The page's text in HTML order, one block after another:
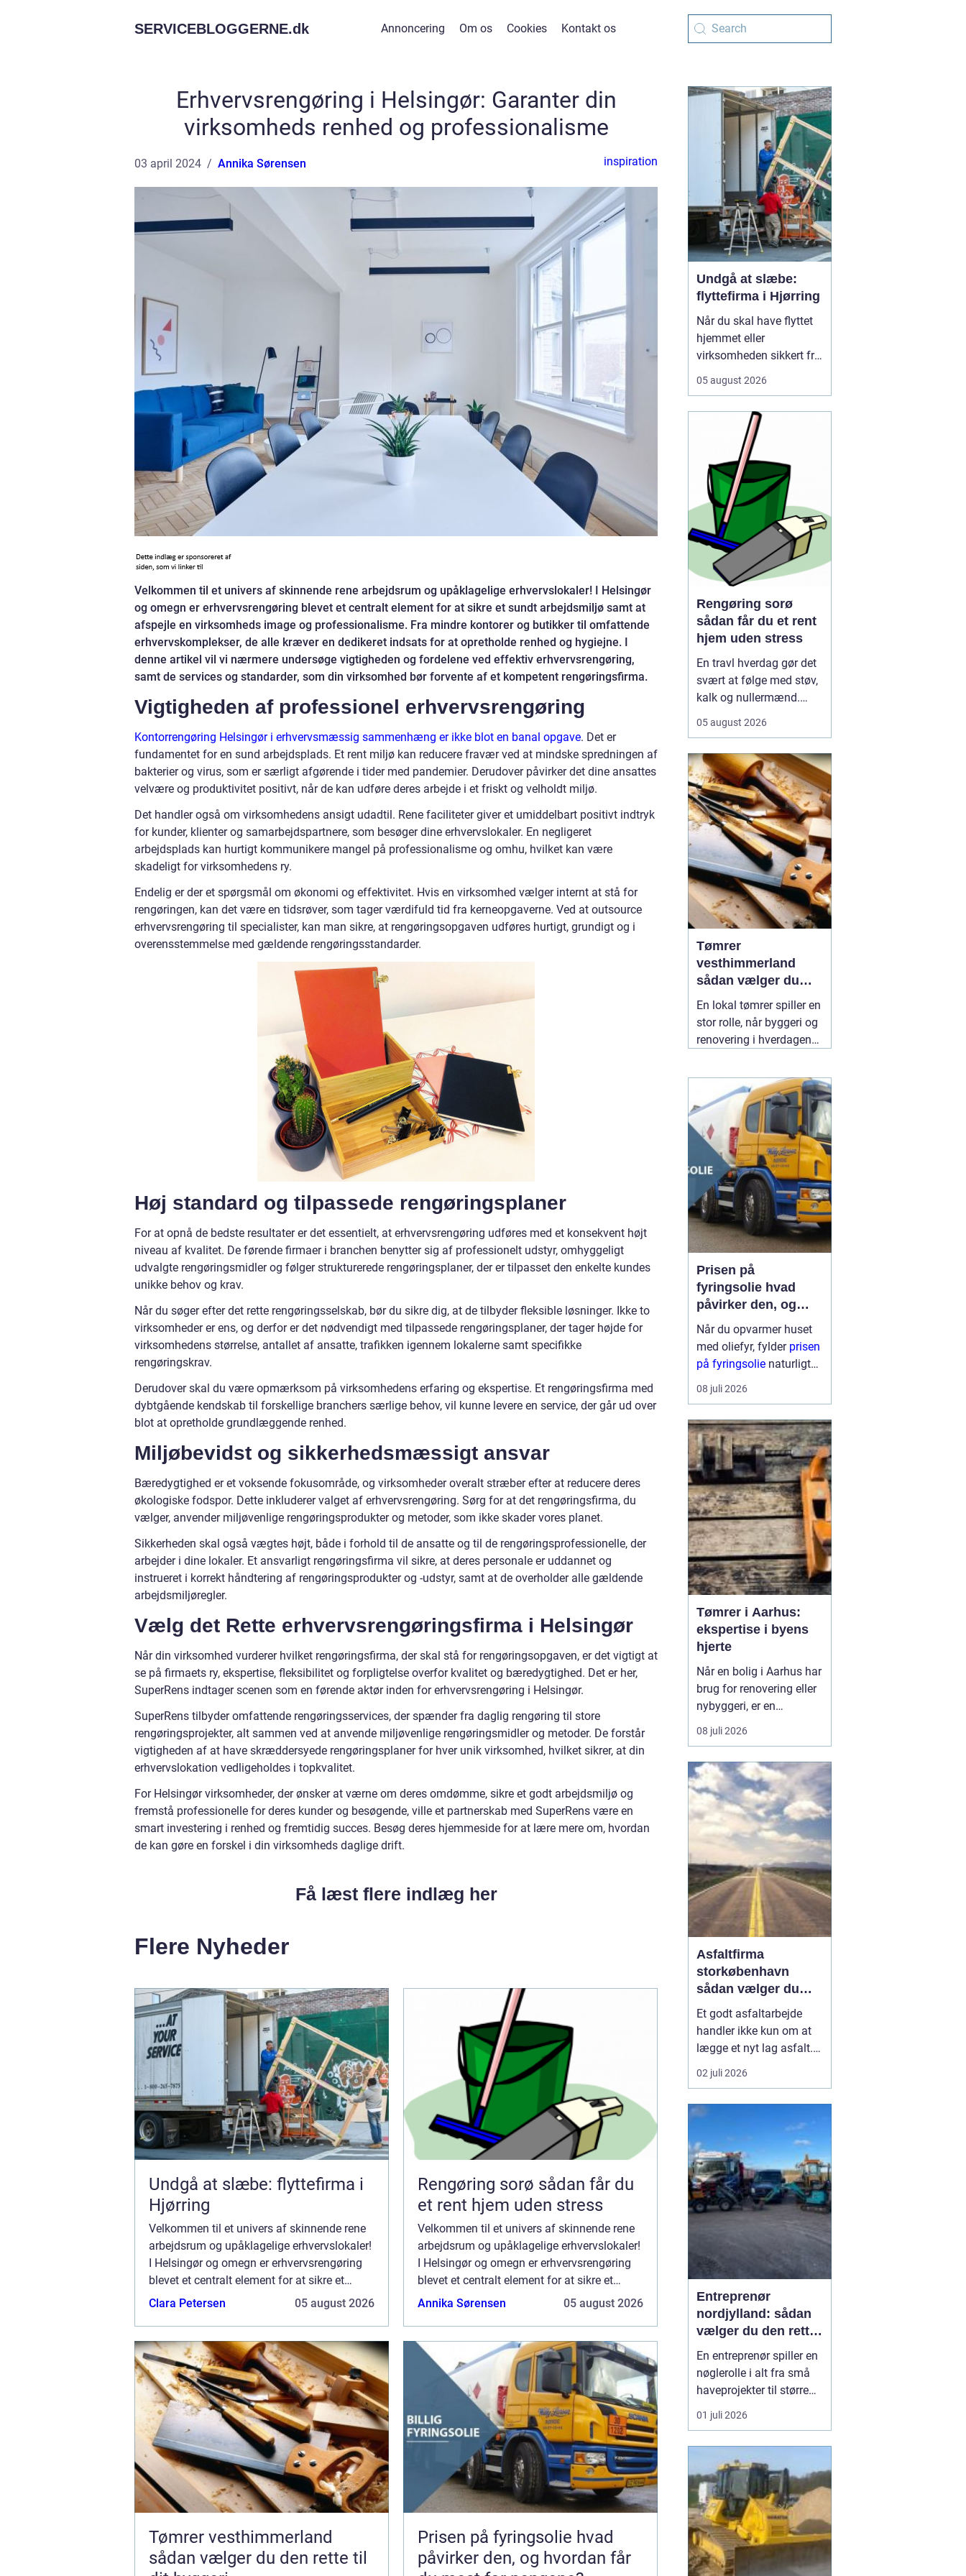
SERVICEBLOGGERNE.dk Annoncering Om os Cookies Kontakt os
Erhvervsrengøring i Helsingør: Garanter din
virksomheds renhed og professionalisme
03 april 2024 Annika Sørensen inspiration
Velkommen til et univers af skinnende rene arbejdsrum og upåklagelige erhvervslokaler! I Helsingør
og omegn er erhvervsrengøring blevet et centralt element for at sikre et sundt arbejdsmiljø samt at
afspejle en virksomheds image og professionalisme. Fra mindre kontorer og butikker til omfattende
erhvervskomplekser, de alle kræver en dedikeret indsats for at opretholde renhed og hygiejne. I
denne artikel vil vi nærmere undersøge vigtigheden og fordelene ved effektiv erhvervsrengøring,
samt de services og standarder, som din virksomhed bør forvente af et kompetent rengøringsfirma.
Vigtigheden af professionel erhvervsrengøring
Kontorrengøring Helsingør i erhvervsmæssig sammenhæng er ikke blot en banal opgave. Det er
fundamentet for en sund arbejdsplads. Et rent miljø kan reducere fravær ved at mindske spredningen af
bakterier og virus, som er særligt afgørende i tider med pandemier. Derudover påvirker det dine ansattes
velvære og produktivitet positivt, når de kan udføre deres arbejde i et friskt og velholdt miljø.
Det handler også om virksomhedens ansigt udadtil. Rene faciliteter giver et umiddelbart positivt indtryk
for kunder, klienter og samarbejdspartnere, som besøger dine erhvervslokaler. En negligeret
arbejdsplads kan hurtigt kommunikere mangel på professionalisme og omhu, hvilket kan være
skadeligt for virksomhedens ry.
Endelig er der et spørgsmål om økonomi og effektivitet. Hvis en virksomhed vælger internt at stå for
rengøringen, kan det være en tidsrøver, som tager værdifuld tid fra kerneopgaverne. Ved at outsource
erhvervsrengøring til specialister, kan man sikre, at rengøringsopgaven udføres hurtigt, grundigt og i
overensstemmelse med gældende rengøringsstandarder.
Høj standard og tilpassede rengøringsplaner
For at opnå de bedste resultater er det essentielt, at erhvervsrengøring udføres med et konsekvent højt
niveau af kvalitet. De førende firmaer i branchen benytter sig af professionelt udstyr, omhyggeligt
udvalgte rengøringsmidler og følger strukturerede rengøringsplaner, der er tilpasset den enkelte kundes
unikke behov og krav.
Når du søger efter det rette rengøringsselskab, bør du sikre dig, at de tilbyder fleksible løsninger. Ikke to
virksomheder er ens, og derfor er det nødvendigt med tilpassede rengøringsplaner, der tager højde for
virksomhedens størrelse, antallet af ansatte, trafikken igennem lokalerne samt specifikke
rengøringskrav.
Derudover skal du være opmærksom på virksomhedens erfaring og ekspertise. Et rengøringsfirma med
dybtgående kendskab til forskellige branchers særlige behov, vil kunne levere en service, der går ud over
blot at opretholde grundlæggende renhed.
Miljøbevidst og sikkerhedsmæssigt ansvar
Bæredygtighed er et voksende fokusområde, og virksomheder overalt stræber efter at reducere deres
økologiske fodspor. Dette inkluderer valget af erhvervsrengøring. Sørg for at det rengøringsfirma, du
vælger, anvender miljøvenlige rengøringsprodukter og metoder, som ikke skader vores planet.
Sikkerheden skal også vægtes højt, både i forhold til de ansatte og til de rengøringsprofessionelle, der
arbejder i dine lokaler. Et ansvarligt rengøringsfirma vil sikre, at deres personale er uddannet og
instrueret i korrekt håndtering af rengøringsprodukter og -udstyr, samt at de overholder alle gældende
arbejdsmiljøregler.
Vælg det Rette erhvervsrengøringsfirma i Helsingør
Når din virksomhed vurderer hvilket rengøringsfirma, der skal stå for rengøringsopgaven, er det vigtigt at
se på firmaets ry, ekspertise, fleksibilitet og forpligtelse overfor kvalitet og bæredygtighed. Det er her,
SuperRens indtager scenen som en førende aktør inden for erhvervsrengøring i Helsingør.
SuperRens tilbyder omfattende rengøringsservices, der spænder fra daglig rengøring til store
rengøringsprojekter, alt sammen ved at anvende miljøvenlige rengøringsmidler og metoder. De forstår
vigtigheden af at have skræddersyede rengøringsplaner for hver unik virksomhed, hvilket sikrer, at din
erhvervslokation vedligeholdes i topkvalitet.
For Helsingør virksomheder, der ønsker at værne om deres omdømme, sikre et godt arbejdsmiljø og
fremstå professionelle for deres kunder og besøgende, ville et partnerskab med SuperRens være en
smart investering i renhed og fremtidig succes. Besøg deres hjemmeside for at lære mere om, hvordan
de kan gøre en forskel i din virksomheds daglige drift.
Få læst flere indlæg her
Flere Nyheder
Undgå at slæbe: flyttefirma i
Hjørring
Velkommen til et univers af skinnende rene
arbejdsrum og upåklagelige erhvervslokaler!
I Helsingør og omegn er erhvervsrengøring
blevet et centralt element for at sikre et
sundt arbejdsmiljø samt at afspejle en
Clara Petersen 05 august 2026
Rengøring sorø sådan får du
et rent hjem uden stress
Velkommen til et univers af skinnende rene
arbejdsrum og upåklagelige erhvervslokaler!
I Helsingør og omegn er erhvervsrengøring
blevet et centralt element for at sikre et
sundt arbejdsmiljø samt at afspejle en
Annika Sørensen 05 august 2026
Tømrer vesthimmerland
sådan vælger du den rette til
Prisen på fyringsolie hvad
påvirker den, og hvordan får
Undgå at slæbe:
flyttefirma i Hjørring
Når du skal have flyttet
hjemmet eller
virksomheden sikkert fra
i dag et professionelt
for stress, tunge løft og
tidskrævende
planlægning. Mange
opdager først, hv...
05 august 2026
Rengøring sorø
sådan får du et rent
hjem uden stress
En travl hverdag gør det
svært at følge med støv,
kalk og nullermænd.
rengøring glider nederst
det betyder mere rod og
mindre ro.Professionel
rengøring Sorø
handler<...
05 august 2026
Tømrer
vesthimmerland
sådan vælger du
den rette til dit
byggeri
En lokal tømrer spiller en
stor rolle, når byggeri og
renovering i hverdagen
område som
Vesthimmerland, hvor
både klima, landbrug og
ældre bygninger stiller
særlige krav til
materialer og håndværk.
En30 juli 2026
Prisen på
fyringsolie hvad
påvirker den, og
hvordan får du mest
for pengene?
Når du opvarmer huset
med oliefyr, fylder prisen
på fyringsolie naturligt
meget i budgettet.
Mange oplever, at
år til år og nogle gange
fra uge til uge. Derfor
giver det god...
08 juli 2026
Tømrer i Aarhus:
ekspertise i byens
hjerte
Når en bolig i Aarhus har
brug for renovering eller
nybyggeri, er en
kompetent tømrer
uundværlig. Aarhus'
kræver erfarne fagfolk,
der kan håndtere alt fra
tagkonstruktioner til
specialiserede tr&ael...
08 juli 2026
Asfaltfirma
storkøbenhavn
sådan vælger du
den rette
samarbejdspartner
Et godt asfaltarbejde
handler ikke kun om at
lægge et nyt lag asfalt.
Det handler også om
planlægning, tidsfrister,
der holder i mange år. I
Storkøbenhavn er
kravene til et asfaltfirma
høje. Trafikken er tung,
projekterne li...
02 juli 2026
Entreprenør
nordjylland: sådan
vælger du den rette
samarbejdspartner
til dit byggeri
En entreprenør spiller en
nøglerolle i alt fra små
haveprojekter til større
byggerier. I Nordjylland
ser vi mange boligejere
ønsker at få mere ud af
deres grund enten
gennem ny indkørsel,
terrasse, støbearbejde,
nedbrydning elle...
01 juli 2026